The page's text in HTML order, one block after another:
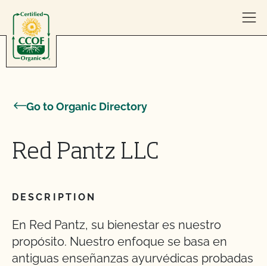
Go to Organic Directory
Red Pantz LLC
DESCRIPTION
En Red Pantz, su bienestar es nuestro
propósito. Nuestro enfoque se basa en
antiguas enseñanzas ayurvédicas probadas